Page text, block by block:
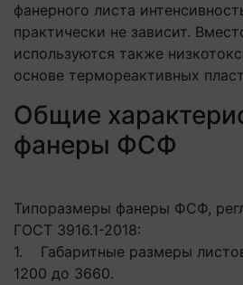
фанерного листа
практически не зависит.
используются также
основе термореактивных
Общие
Типоразмеры фанеры ФСФ,
ГОСТ 3916.1-2018:
1. Габаритные размеры
1200 до 3660.